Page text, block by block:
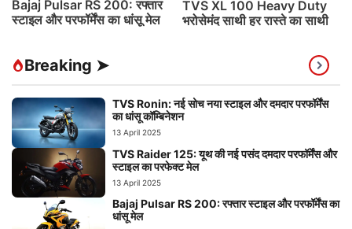
Bajaj Pulsar RS 200: रफ्तार
स्टाइल और परफॉर्मेंस का धांसू मेल
TVS XL 100 Heavy Duty
भरोसेमंद साथी हर रास्ते का साथी
Breaking ➤
TVS Ronin: नई सोच नया स्टाइल और दमदार परफॉर्मेंस
का धांसू कॉम्बिनेशन
13 April 2025
TVS Raider 125: यूथ की नई पसंद दमदार परफॉर्मेंस और
स्टाइल का परफेक्ट मेल
13 April 2025
Bajaj Pulsar RS 200: रफ्तार स्टाइल और परफॉर्मेंस का
धांसू मेल